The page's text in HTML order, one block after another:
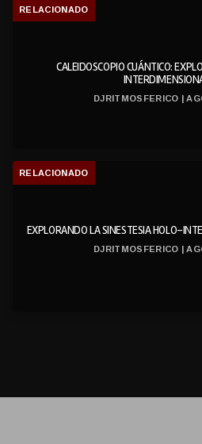
RELACIONADO
CALEIDOSCOPIO CUÁNTICO:
DJRITMOSFERICO |
RELACIONADO
EXPLORANDO LA SINESTESIA HOLO-
DJRITMOSFERICO |